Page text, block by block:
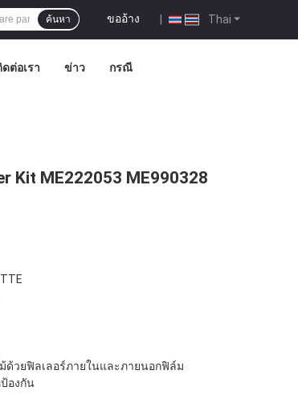
Thai
ขออ้าง |
ค้นหา
ดต่อเรา ข่าว กรณี
Kit ME222053 ME990328
ด้วยฟิลเลอร์ภายในและภายนอกฟิล์ม
ป้องกัน